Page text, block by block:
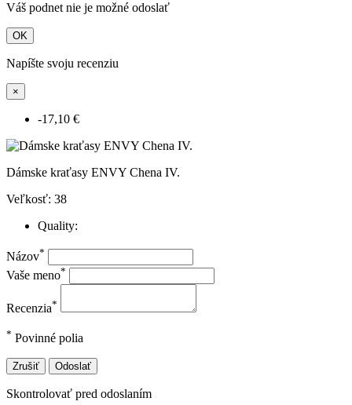
Váš podnet nie je možné odoslať
OK
Napíšte svoju recenziu
×
-17,10 €
Dámske kraťasy ENVY Chena IV.
Veľkosť: 38
Quality:
Názov*
Vaše meno*
Recenzia*
* Povinné polia
Zrušiť Odoslať
Skontrolovať pred odoslaním